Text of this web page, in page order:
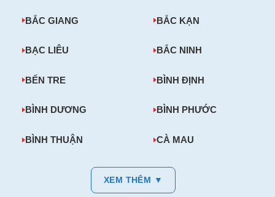
BẮC GIANG BẮC KẠN
BẠC LIÊU BẮC NINH
BẾN TRE BÌNH ĐỊNH
BÌNH DƯƠNG BÌNH PHƯỚC
BÌNH THUẬN CÀ MAU
XEM THÊM ▼